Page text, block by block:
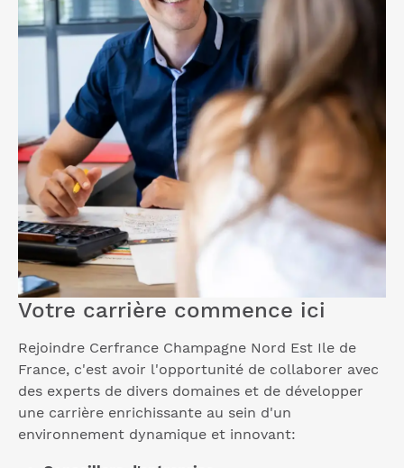
Votre carrière commence ici
Rejoindre Cerfrance Champagne Nord Est Ile de
France, c'est avoir l'opportunité de collaborer avec
des experts de divers domaines et de développer
une carrière enrichissante au sein d'un
environnement dynamique et innovant: